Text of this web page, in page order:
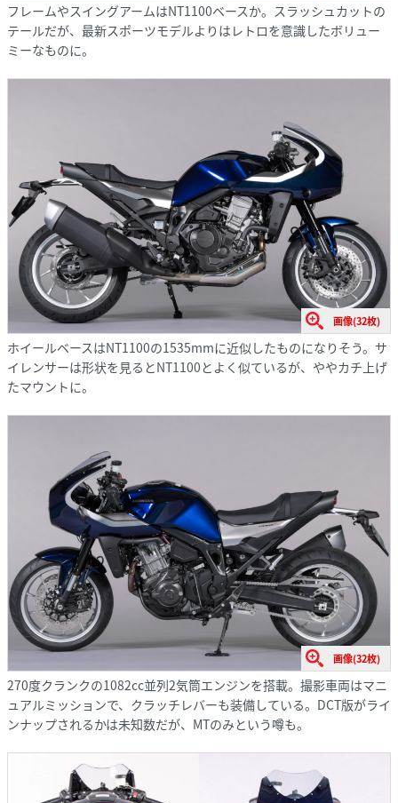
フレームやスイングアームはNT1100ベースか。スラッシュカットの
テールだが、最新スポーツモデルよりはレトロを意識したボリュー
ミーなものに。
画像(32枚)
ホイールベースはNT1100の1535mmに近似したものになりそう。サ
イレンサーは形状を見るとNT1100とよく似ているが、ややカチ上げ
たマウントに。
画像(32枚)
270度クランクの1082cc並列2気筒エンジンを搭載。撮影車両はマニ
ュアルミッションで、クラッチレバーも装備している。DCT版がライ
ンナップされるかは未知数だが、MTのみという噂も。